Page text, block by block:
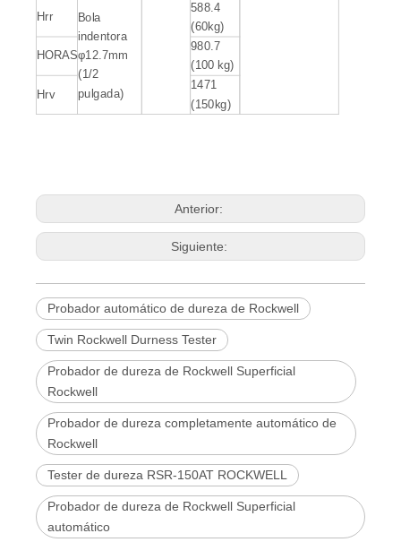
Hrr
Bola
indentora
φ12.7mm
(1/2
pulgada)
588.4
(60kg)
HORAS
980.7
(100 kg)
Hrv
1471
(150kg)
Anterior:
Siguiente:
Probador automático de dureza de Rockwell
Twin Rockwell Durness Tester
Probador de dureza de Rockwell Superficial
Rockwell
Probador de dureza completamente automático de
Rockwell
Tester de dureza RSR-150AT ROCKWELL
Probador de dureza de Rockwell Superficial
automático